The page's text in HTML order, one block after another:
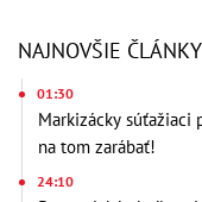
NAJNOVŠIE ČLÁNKY
01:30
Markizácky súťažiaci
na tom zarábať!
24:10